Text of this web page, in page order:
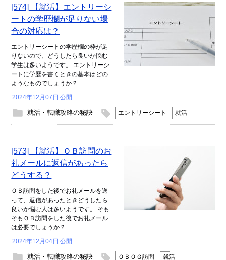
[574] 【就活】エントリーシ
ートの学歴欄が足りない場
合の対応は？
エントリーシートの学歴欄の枠が足
りないので、どうしたら良いか悩む
学生は多いようです。 エントリーシ
ートに学歴を書くときの基本はどの
ようなものでしょうか？ ...
2024年12月07日 公開
就活・転職攻略の秘訣 エントリーシート 就活
[573] 【就活】ＯＢ訪問のお
礼メールに返信があったら
どうする？
ＯＢ訪問をした後でお礼メールを送
って、返信があったときどうしたら
良いか悩む人は多いようです。 そも
そもＯＢ訪問をした後でお礼メール
は必要でしょうか？ ...
2024年12月04日 公開
就活・転職攻略の秘訣 ＯＢＯＧ訪問 就活